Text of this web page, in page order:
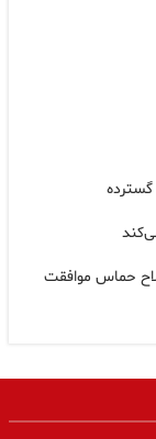
گسترده
حماس موافقت